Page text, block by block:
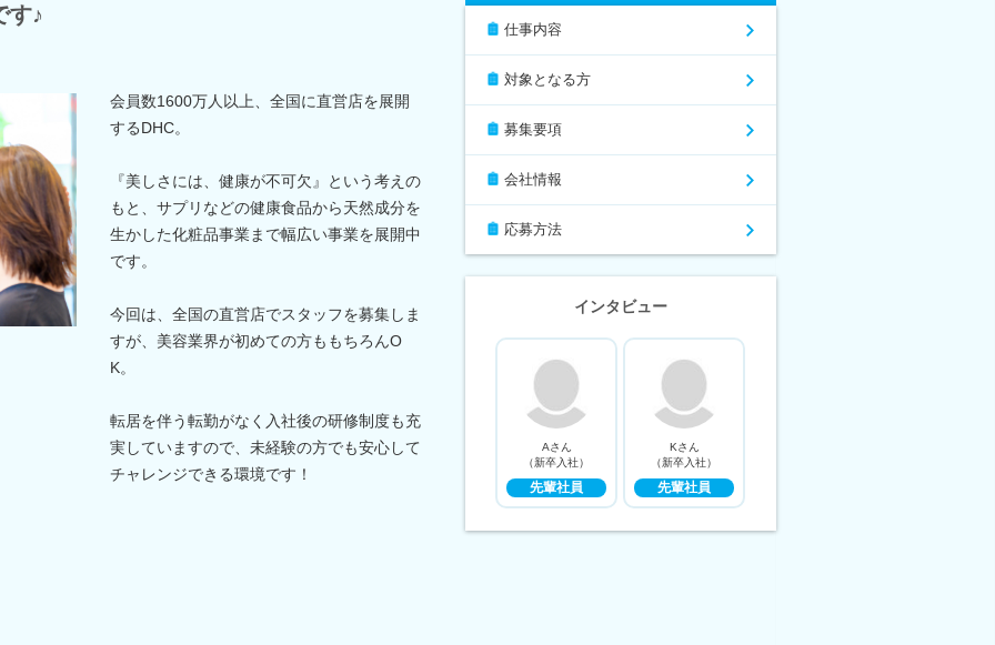
す♪
会員数1600万人以上、全国に直営店を展開
するDHC。
『美しさには、健康が不可欠』という考えの
もと、サプリなどの健康食品から天然成分を
生かした化粧品事業まで幅広い事業を展開中
です。
今回は、全国の直営店でスタッフを募集しま
すが、美容業界が初めての方ももちろんO
K。
転居を伴う転勤がなく入社後の研修制度も充
実していますので、未経験の方でも安心して
チャレンジできる環境です！
仕事内容
対象となる方
募集要項
会社情報
応募方法
インタビュー
Aさん
（新卒入社）
先輩社員
Kさん
（新卒入社）
先輩社員